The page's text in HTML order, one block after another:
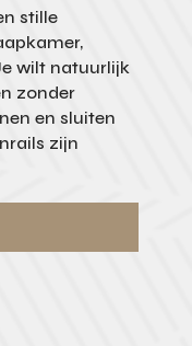
stille
wilt natuurlijk
zonder
en sluiten
zijn